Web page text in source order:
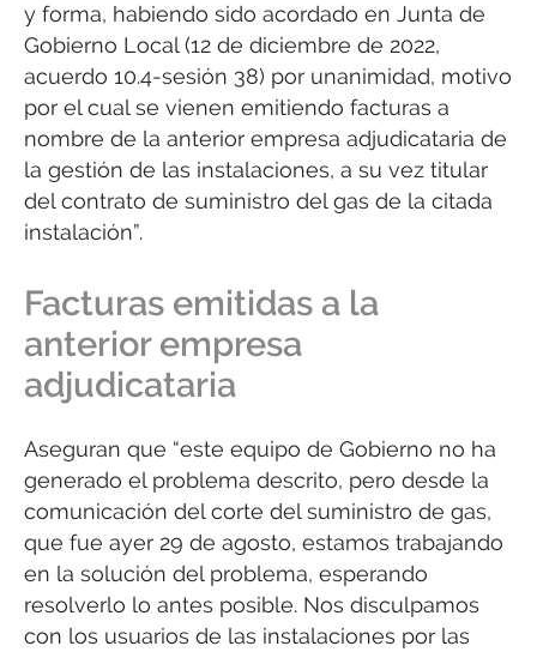
y forma, habiendo sido acordado en Junta de
Gobierno Local (12 de diciembre de 2022,
acuerdo 10.4-sesión 38) por unanimidad, motivo
por el cual se vienen emitiendo facturas a
nombre de la anterior empresa adjudicataria de
la gestión de las instalaciones, a su vez titular
del contrato de suministro del gas de la citada
instalación”.
Facturas emitidas a la
anterior empresa
adjudicataria
Aseguran que “este equipo de Gobierno no ha
generado el problema descrito, pero desde la
comunicación del corte del suministro de gas,
que fue ayer 29 de agosto, estamos trabajando
en la solución del problema, esperando
resolverlo lo antes posible. Nos disculpamos
con los usuarios de las instalaciones por las